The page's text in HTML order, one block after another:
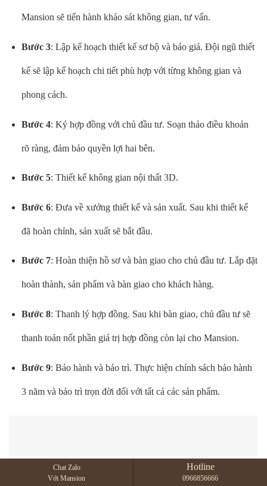
Mansion sẽ tiến hành khảo sát không gian, tư vấn.
Bước 3: Lập kế hoạch thiết kế sơ bộ và báo giá. Đội ngũ thiết
kế sẽ lập kế hoạch chi tiết phù hợp với từng không gian và
phong cách.
Bước 4: Ký hợp đồng với chủ đầu tư. Soạn thảo điều khoản
rõ ràng, đảm bảo quyền lợi hai bên.
Bước 5: Thiết kế không gian nội thất 3D.
Bước 6: Đưa về xưởng thiết kế và sản xuất. Sau khi thiết kế
đã hoàn chỉnh, sản xuất sẽ bắt đầu.
Bước 7: Hoàn thiện hồ sơ và bàn giao cho chủ đầu tư. Lắp đặt
hoàn thành, sản phẩm và bàn giao cho khách hàng.
Bước 8: Thanh lý hợp đồng. Sau khi bàn giao, chủ đầu tư sẽ
thanh toán nốt phần giá trị hợp đồng còn lại cho Mansion.
Bước 9: Bảo hành và bảo trì. Thực hiện chính sách bảo hành
3 năm và bảo trì trọn đời đối với tất cả các sản phẩm.
Chat Zalo
Với Mansion
Hotline
0966856666